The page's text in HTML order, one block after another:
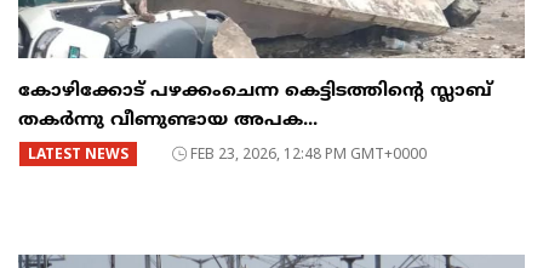
കോഴിക്കോട് പഴക്കംചെന്ന കെട്ടിടത്തിന്റെ സ്ലാബ്
തകർന്നു വീണുണ്ടായ അപക...
LATEST NEWS FEB 23, 2026, 12:48 PM GMT+0000